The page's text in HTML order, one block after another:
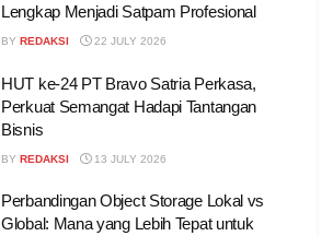
Lengkap Menjadi Satpam Profesional
BY REDAKSI 22 JULY 2026
HUT ke-24 PT Bravo Satria Perkasa,
Perkuat Semangat Hadapi Tantangan
Bisnis
BY REDAKSI 13 JULY 2026
Perbandingan Object Storage Lokal vs
Global: Mana yang Lebih Tepat untuk